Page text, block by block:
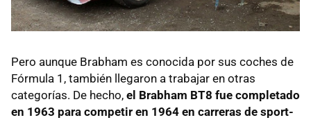
Pero aunque Brabham es conocida por sus coches de
Fórmula 1, también llegaron a trabajar en otras
categorías. De hecho, el Brabham BT8 fue completado
en 1963 para competir en 1964 en carreras de sport-